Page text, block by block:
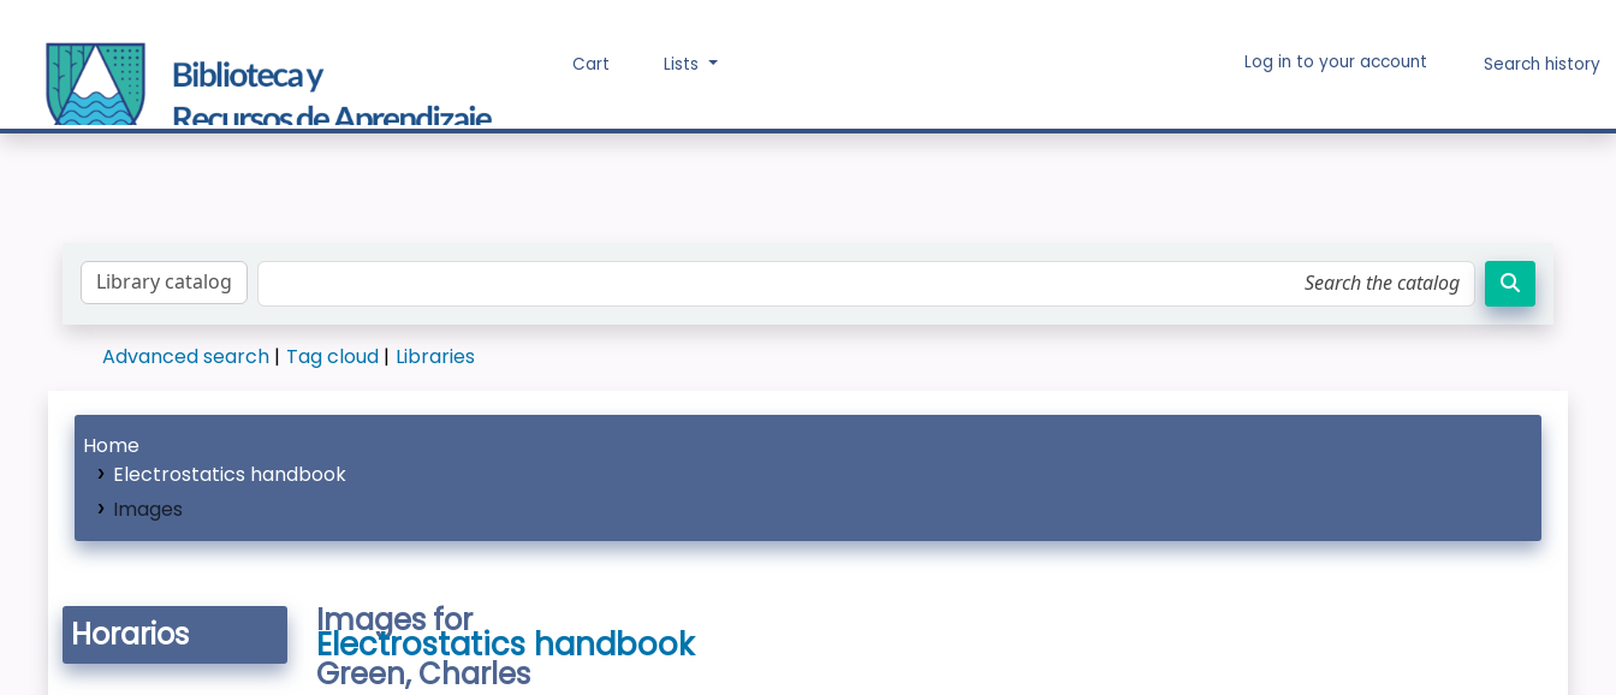
Cart Lists Log in to your account Search history
Search the catalog by:
Advanced search Tag cloud Libraries
Home
Electrostatics handbook
Images
Horarios Images for
Electrostatics handbook
Green, Charles